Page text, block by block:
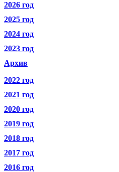
2026 год
2025 год
2024 год
2023 год
Архив
2022 год
2021 год
2020 год
2019 год
2018 год
2017 год
2016 год